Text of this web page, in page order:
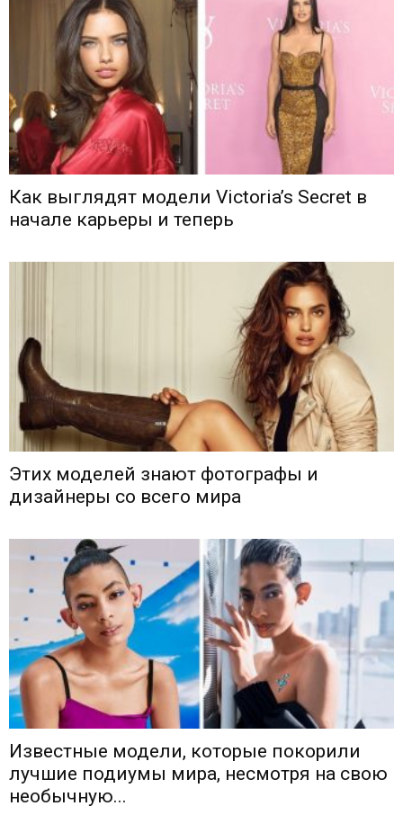
Как выглядят модели Victoria’s Secret в
начале карьеры и теперь
Этих моделей знают фотографы и
дизайнеры со всего мира
Известные модели, которые покорили
лучшие подиумы мира, несмотря на свою
необычную...